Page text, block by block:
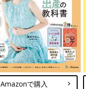
Amazonで購入